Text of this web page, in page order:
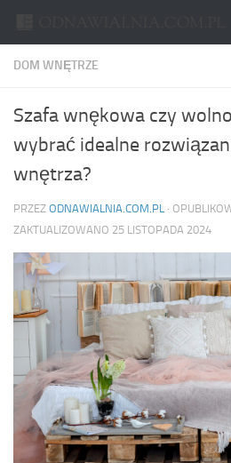
DOM WNĘTRZE
Szafa wnękowa czy
wybrać idealne
wnętrza?
PRZEZ ODNAWIALNIA.COM.PL ·
ZAKTUALIZOWANO 25 LISTOPADA 2024